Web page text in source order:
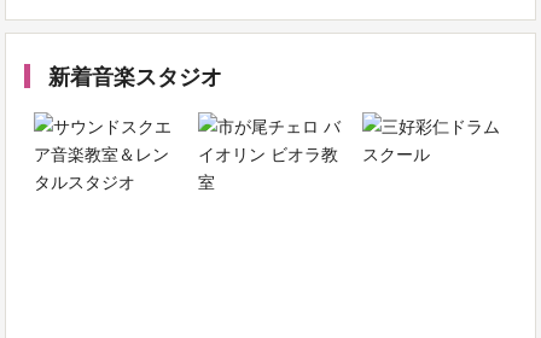
新着音楽スタジオ